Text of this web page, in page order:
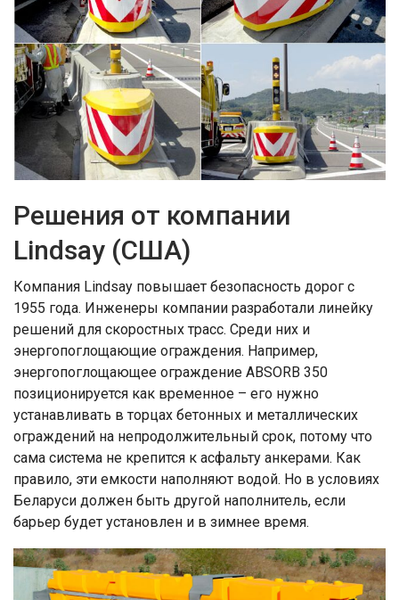
Решения от компании
Lindsay (США)
Компания Lindsay повышает безопасность дорог с
1955 года. Инженеры компании разработали линейку
решений для скоростных трасс. Среди них и
энергопоглощающие ограждения. Например,
энергопоглощающее ограждение ABSORB 350
позиционируется как временное – его нужно
устанавливать в торцах бетонных и металлических
ограждений на непродолжительный срок, потому что
сама система не крепится к асфальту анкерами. Как
правило, эти емкости наполняют водой. Но в условиях
Беларуси должен быть другой наполнитель, если
барьер будет установлен и в зимнее время.